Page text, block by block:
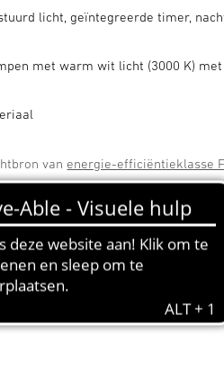
licht, geïntegreerde timer,
met warm wit licht (3000 K)
van energie-efficiëntieklasse F